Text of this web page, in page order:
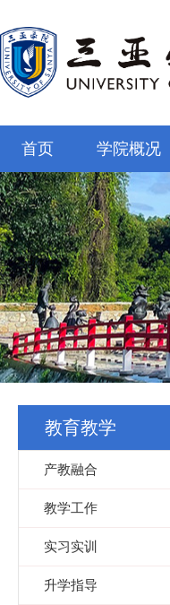
首页 学院概况
教育教学
产教融合
教学工作
实习实训
升学指导